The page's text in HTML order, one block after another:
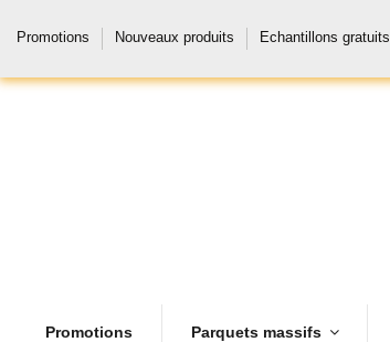
Promotions Nouveaux produits Echantillons gratuits
Promotions Parquets massifs